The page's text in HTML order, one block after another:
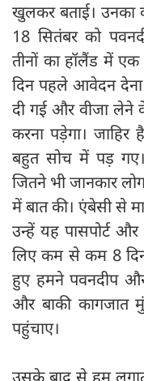
खुलकर बताई। उनका
18 सितंबर को
तीनों का हॉलैंड में
दिन पहले आवेदन
दी गई और वीजा
करना पड़ेगा।
बहुत सोच में पड़
जितने भी जानकार
में बात की। एंबेसी से
उन्हें यह पासपोर्ट
लिए कम से कम 8
हुए हमने पवनदीप
और बाकी कागजात
पहुंचाए।